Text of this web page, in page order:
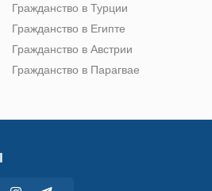
Гражданство в Турции
Гражданство в Египте
Гражданство в Австрии
Гражданство в Парагвае